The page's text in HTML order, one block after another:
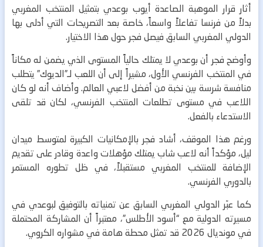
أثار قرار الموهبة الصاعدة أيوب بوعدي بتمثيل المنتخب المغربي
بدلاً من فرنسا تفاعلاً واسعاً، خاصة بعد التصريحات التي أدلى بها
الدولي المغربي السابق فيصل فجر حول هذا الاختيار.
وأوضح فجر أن بوعدي لا يمتلك حالياً المستوى الذي يضمن له مكاناً
في المنتخب الفرنسي الأول، مشيراً إلى أن اللعب لـ”الديوك” يتطلب
منافسة شرسة بين نخبة من أفضل لاعبي العالم. وأضاف أنه لو كان
اللاعب في مستوى تطلعات المنتخب الفرنسي، لكان قد تلقى
الاستدعاء بالفعل.
ورغم هذا الموقف، أشاد فجر بالإمكانيات الكبيرة لمتوسط ميدان
ليل، مؤكداً أنه لاعب شاب يمتلك مؤهلات واعدة وقادر على تقديم
الإضافة للمنتخب المغربي مستقبلاً، في ظل تطوره المستمر
بالدوري الفرنسي.
كما عبّر الدولي المغربي السابق عن تمنياته بالتوفيق لبوعدي في
مسيرته الدولية مع “أسود الأطلس”، معتبراً أن المشاركة المحتملة
في مونديال 2026 قد تمثل محطة هامة في مشواره الكروي.